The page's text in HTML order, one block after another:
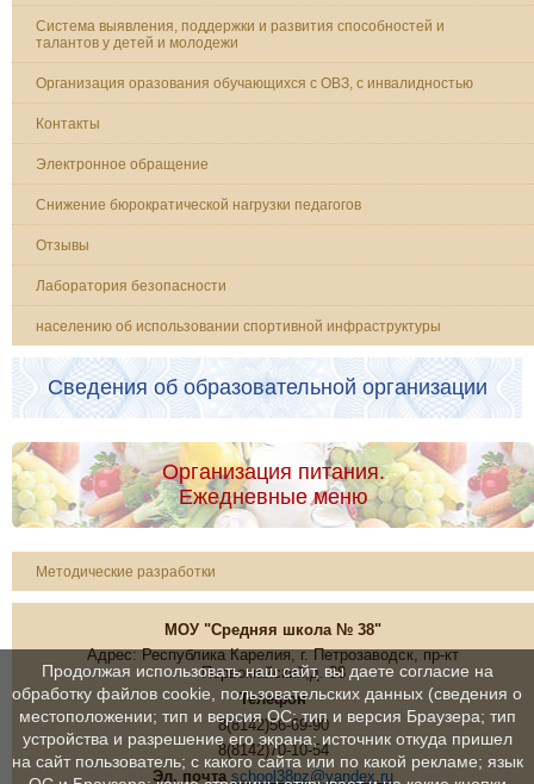
Система выявления, поддержки и развития способностей и
талантов у детей и молодежи
Организация оразования обучающихся с ОВЗ, с инвалидностью
Контакты
Электронное обращение
Снижение бюрократической нагрузки педагогов
Отзывы
Лаборатория безопасности
населению об использовании спортивной инфраструктуры
Сведения об образовательной организации
Организация питания.
Ежедневные меню
Методические разработки
МОУ "Средняя школа № 38"
Адрес: Республика Карелия, г. Петрозаводск, пр-кт
Первомайский,д. 38
Телефон
8(8142)56-69-90
8(8142)70-10-54
Эл. почта school38pz@yandex.ru
Продолжая использовать наш сайт, вы даете согласие на
обработку файлов cookie, пользовательских данных (сведения о
местоположении; тип и версия ОС; тип и версия Браузера; тип
устройства и разрешение его экрана; источник откуда пришел
на сайт пользователь; с какого сайта или по какой рекламе; язык